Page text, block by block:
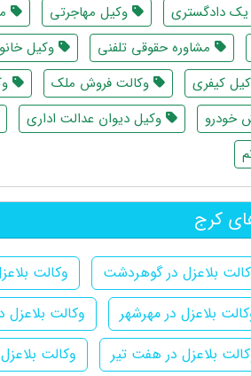
یک دادگستری وکیل مهاجرتی
مشاوره حقوقی تلفنی
وکیل
کیفری وکالت فروش ملک
خودرو وکیل دیوان عدالت اداری
کرج
بلاعزل در گوهردشت
وکالت
بلاعزل در مهرشهر
وکالت بلاعزل
بلاعزل در هفت تیر
وکالت